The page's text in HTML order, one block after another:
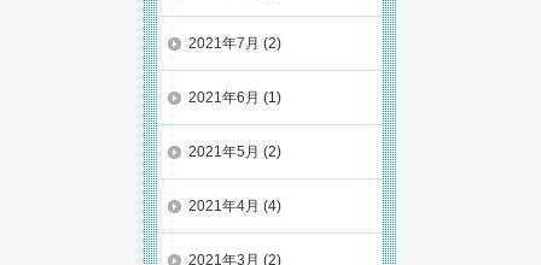
2021年7月 (2)
2021年6月 (1)
2021年5月 (2)
2021年4月 (4)
2021年3月 (2)